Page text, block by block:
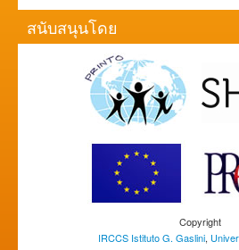
สนับสนุนโดย
Copyright
IRCCS Istituto G. Gaslini,